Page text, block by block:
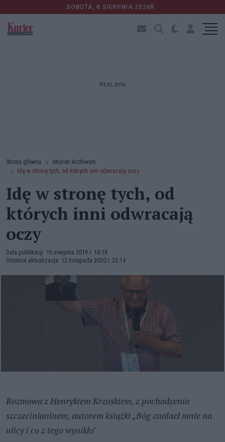
SOBOTA, 8 SIERPNIA 2026R.
REKLAMA
Strona główna
eKurier Archiwum
Idę w stronę tych, od których inni odwracają oczy
Idę w stronę tych, od
których inni odwracają
oczy
Data publikacji: 10 sierpnia 2019 r. 16:18
Ostatnia aktualizacja: 12 listopada 2020 r. 22:14
Rozmowa z Henrykiem Krzoskiem, z pochodzenia
szczecinianinem, autorem książki „Bóg znalazł mnie na
ulicy i co z tego wynikło"